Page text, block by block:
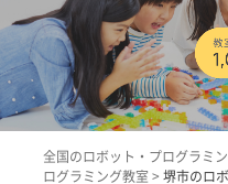
全国のロボット・プログラミ
ログラミング教室 > 堺市のロ